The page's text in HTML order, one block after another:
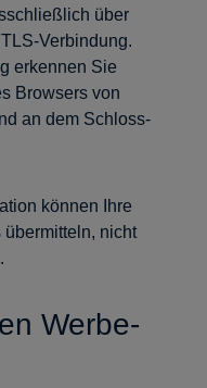
über
Verbindung.
erkennen Sie
Browsers von
an dem Schloss-
können Ihre
nicht
Werbe-